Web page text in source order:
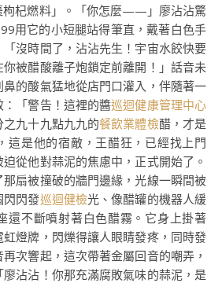
枸杞燃料」。「你怎麼——」廖沾沾驚
用它的小短腿站得筆直，戴著白色手
沒時間了，沾沾先生！宇宙水餃快要
被醋酸離子炮鎖定前離開！」話音未
的酸氣猛地從店門口灌入，伴隨著一
「警告！這裡的醬巡迴健康管理中心
九十九點九九的餐飲業體檢醋，才是
這是他的宿敵，王醋狂，已經找上門
從他對蒜泥的焦慮中，正式開始了。
扇被撞破的牆門邊緣，光線一瞬間被
閃閃發巡迴健檢光、像醋罐的機器人緩
還不斷噴射著白色醋霧。它身上掛著
虹燈牌，閃爍得讓人眼睛發疼，同時發
次響起，這次帶著金屬回音的嘲弄，
沾沾！你那充滿腐敗氣味的蒜泥，是